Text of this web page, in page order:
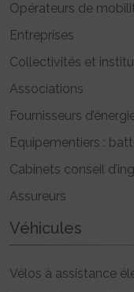
Opérateurs de
Entreprises
Collectivités et
Associations
Fournisseurs
Equipementiers :
Cabinets conseil
Assureurs
Véhicules
Vélos à assistance